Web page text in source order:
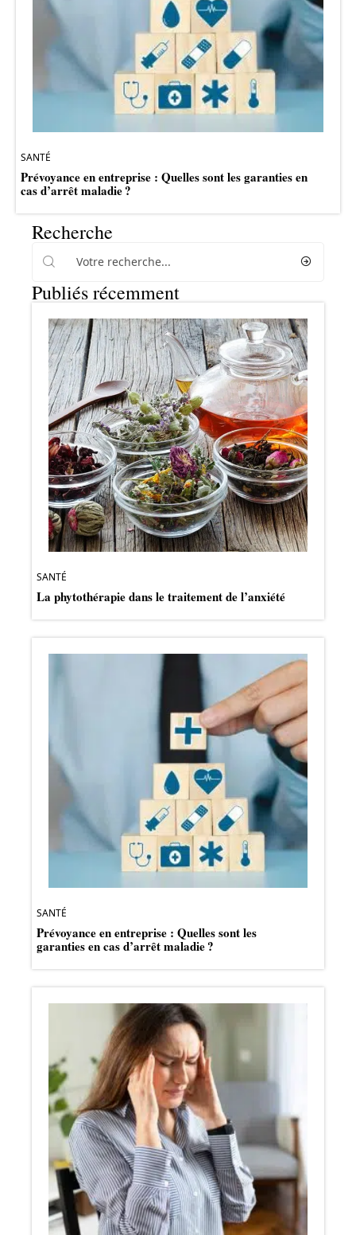
SANTÉ
Prévoyance en entreprise : Quelles sont les garanties en
cas d’arrêt maladie ?
Recherche
Publiés récemment
SANTÉ
La phytothérapie dans le traitement de l’anxiété
SANTÉ
Prévoyance en entreprise : Quelles sont les
garanties en cas d’arrêt maladie ?